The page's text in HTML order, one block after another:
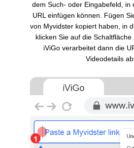
dem Such- oder Eingabefeld, in
URL einfügen können. Fügen
von Myvidster kopiert haben, in
klicken Sie auf die Schaltfläche
iViGo verarbeitet dann die
Videodetails